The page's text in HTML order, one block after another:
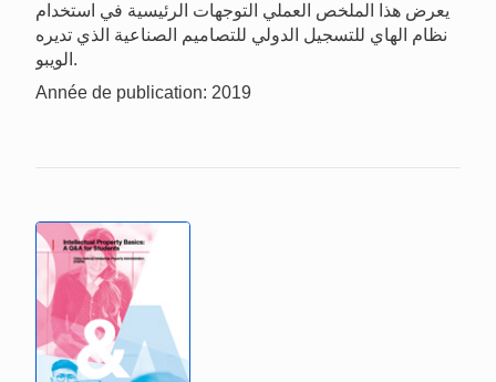
يعرض هذا الملخص العملي التوجهات الرئيسية في استخدام
نظام الهاي للتسجيل الدولي للتصاميم الصناعية الذي تديره
الويبو.
Année de publication: 2019